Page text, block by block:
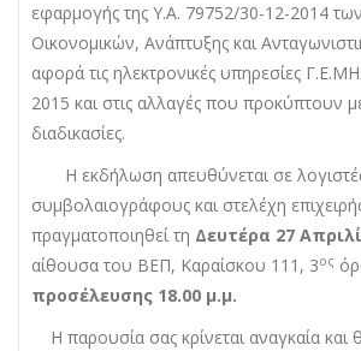
εφαρμογής της Υ.Α. 79752/30-12-2014
Οικονομικών, Ανάπτυξης και
αφορά τις ηλεκτρονικές υπηρεσίες
2015 και στις αλλαγές που προκύπτουν
διαδικασίες.
Η εκδήλωση απευθύνεται σε
συμβολαιογράφους και στελέχη
πραγματοποιηθεί τη Δευτέρα 27
αίθουσα του ΒΕΠ, Καραίσκου 111, 3ος
προσέλευσης 18.00 μ.μ.
Η παρουσία σας κρίνεται αναγκαία και